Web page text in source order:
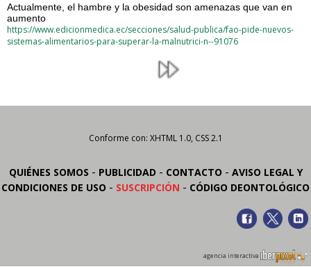
Actualmente, el hambre y la obesidad son amenazas que van en
aumento
https://www.edicionmedica.ec/secciones/salud-publica/fao-pide-nuevos-
sistemas-alimentarios-para-superar-la-malnutrici-n--91076
Conforme con: XHTML 1.0, CSS 2.1
QUIÉNES SOMOS - PUBLICIDAD - CONTACTO - AVISO LEGAL Y
CONDICIONES DE USO - SUSCRIPCIÓN - CÓDIGO DEONTOLÓGICO
agencia interactiva